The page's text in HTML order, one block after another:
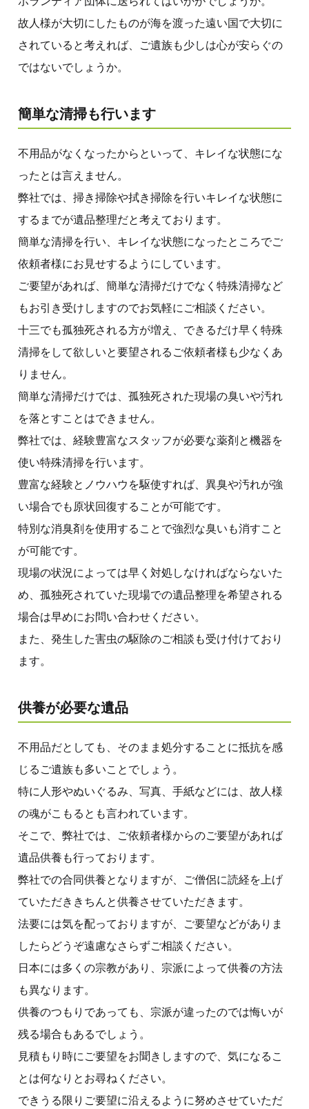
故人様が大切にしたものが海を渡った遠い国で大切に
されていると考えれば、ご遺族も少しは心が安らぐの
ではないでしょうか。
簡単な清掃も行います
不用品がなくなったからといって、キレイな状態にな
ったとは言えません。
弊社では、掃き掃除や拭き掃除を行いキレイな状態に
するまでが遺品整理だと考えております。
簡単な清掃を行い、キレイな状態になったところでご
依頼者様にお見せするようにしています。
ご要望があれば、簡単な清掃だけでなく特殊清掃など
もお引き受けしますのでお気軽にご相談ください。
十三でも孤独死される方が増え、できるだけ早く特殊
清掃をして欲しいと要望されるご依頼者様も少なくあ
りません。
簡単な清掃だけでは、孤独死された現場の臭いや汚れ
を落とすことはできません。
弊社では、経験豊富なスタッフが必要な薬剤と機器を
使い特殊清掃を行います。
豊富な経験とノウハウを駆使すれば、異臭や汚れが強
い場合でも原状回復することが可能です。
特別な消臭剤を使用することで強烈な臭いも消すこと
が可能です。
現場の状況によっては早く対処しなければならないた
め、孤独死されていた現場での遺品整理を希望される
場合は早めにお問い合わせください。
また、発生した害虫の駆除のご相談も受け付けており
ます。
供養が必要な遺品
不用品だとしても、そのまま処分することに抵抗を感
じるご遺族も多いことでしょう。
特に人形やぬいぐるみ、写真、手紙などには、故人様
の魂がこもるとも言われています。
そこで、弊社では、ご依頼者様からのご要望があれば
遺品供養も行っております。
弊社での合同供養となりますが、ご僧侶に読経を上げ
ていただききちんと供養させていただきます。
法要には気を配っておりますが、ご要望などがありま
したらどうぞ遠慮なさらずご相談ください。
日本には多くの宗教があり、宗派によって供養の方法
も異なります。
供養のつもりであっても、宗派が違ったのでは悔いが
残る場合もあるでしょう。
見積もり時にご要望をお聞きしますので、気になるこ
とは何なりとお尋ねください。
できうる限りご要望に沿えるように努めさせていただ